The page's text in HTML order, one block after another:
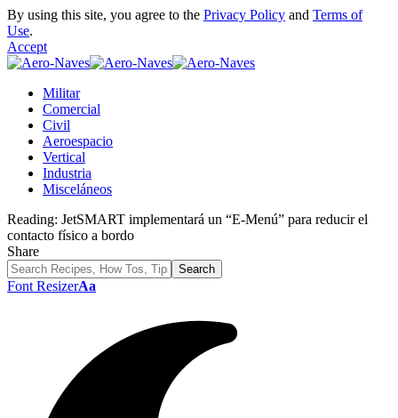
By using this site, you agree to the Privacy Policy and Terms of
Use.
Accept
Militar
Comercial
Civil
Aeroespacio
Vertical
Industria
Misceláneos
Reading: JetSMART implementará un “E-Menú” para reducir el
contacto físico a bordo
Share
Font ResizerAa